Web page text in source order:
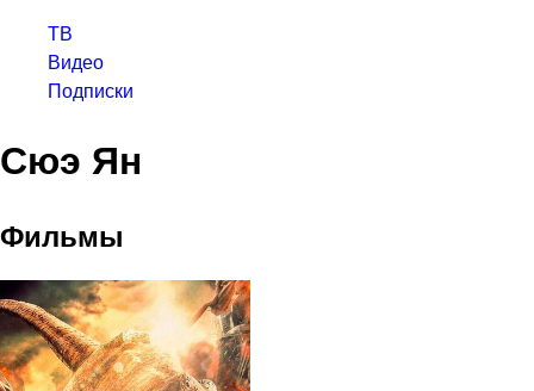
ТВ
Видео
Подписки
Сюэ Ян
Фильмы